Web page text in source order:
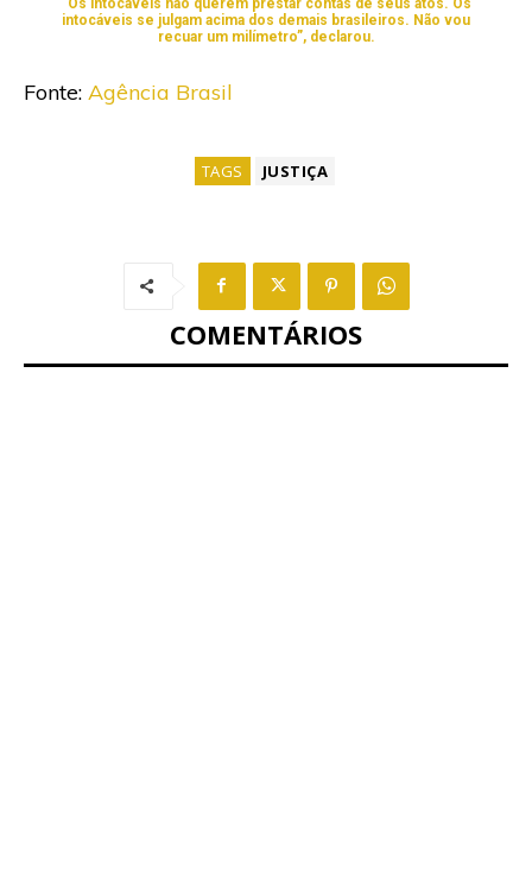
“Os intocáveis não querem prestar contas de seus atos. Os
intocáveis se julgam acima dos demais brasileiros. Não vou
recuar um milímetro”, declarou.
Fonte: Agência Brasil
TAGS JUSTIÇA
COMENTÁRIOS